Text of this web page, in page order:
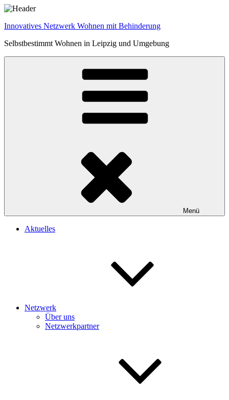
Zum
springen
Innovatives Netzwerk Wohnen mit Behinderung
Selbstbestimmt Wohnen in Leipzig und Umgebung
Menü
Aktuelles
Netzwerk
Über uns
Netzwerkpartner